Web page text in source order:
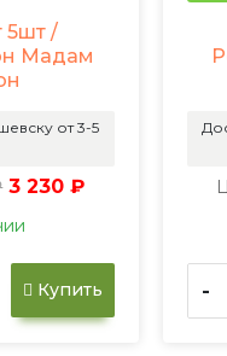
5шт /
Мадам
от 3-5
3 230 ₽
Купить -